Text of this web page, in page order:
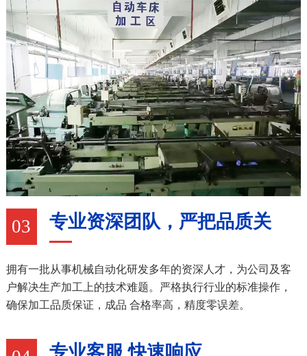
03 专业资深团队，严把品质关
拥有一批从事机械自动化研发多年的资深人才，为公司及客
户解决生产加工上的技术难题。严格执行行业的标准操作，
确保加工品质保证，成品 合格率高，精度零误差。
专业客服 快速响应